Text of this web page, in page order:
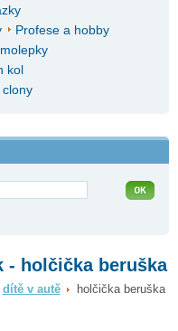
Profese a hobby
kol
- holčička beruška
dítě v autě
holčička beruška